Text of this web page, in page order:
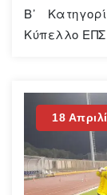
Β’
Κύπελλο
18